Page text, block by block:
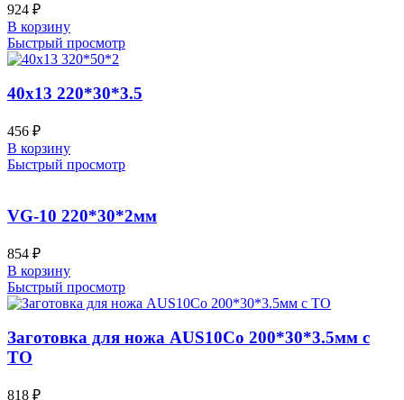
924 ₽
В корзину
Быстрый просмотр
40х13 220*30*3.5
456 ₽
В корзину
Быстрый просмотр
VG-10 220*30*2мм
854 ₽
В корзину
Быстрый просмотр
Заготовка для ножа AUS10Co 200*30*3.5мм с
ТО
818 ₽